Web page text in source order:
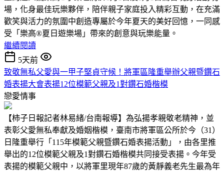
場，化身最佳玩樂夥伴，陪伴親子家庭投入精彩互動，在充滿
歡笑與活力的氛圍中創造專屬於今年夏天的美好回憶，一同感
受「樂高®夏日遊樂場」帶來的創意與玩樂能量。
繼續閱讀
5天前
致敬無私父愛與一甲子堅貞守候！將軍區隆重舉辦父親暨鑽石
婚表揚大會表揚12位模範父親及1對鑽石婚楷模
戀愛情事
【柿子日報記者林易緒/台南報導】為弘揚孝親敬老精神，並
表彰父愛無私奉獻及婚姻楷模，臺南市將軍區公所於今（31）
日隆重舉行「115年模範父親暨鑽石婚表揚活動」，由各里推
舉出的12位模範父親及1對鑽石婚楷模共同接受表揚。今年受
表揚的模範父親中，以將軍里現年87歲的黃靜義老先生最為年